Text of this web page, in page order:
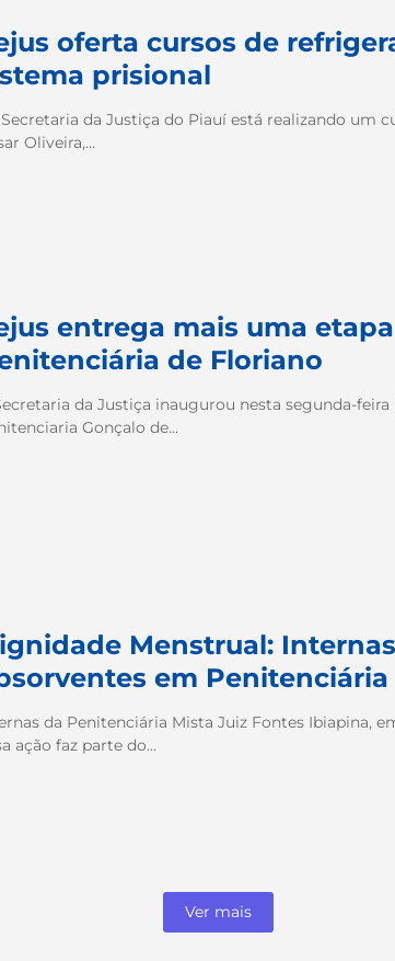
oferta cursos de
prisional
da Justiça do Piauí está realizando um
Oliveira,...
entrega mais uma
de Floriano
da Justiça inaugurou nesta segunda-
Gonçalo de...
Menstrual:
em Penitenciária
da Penitenciária Mista Juiz Fontes Ibiapina,
ação faz parte do...
Ver mais